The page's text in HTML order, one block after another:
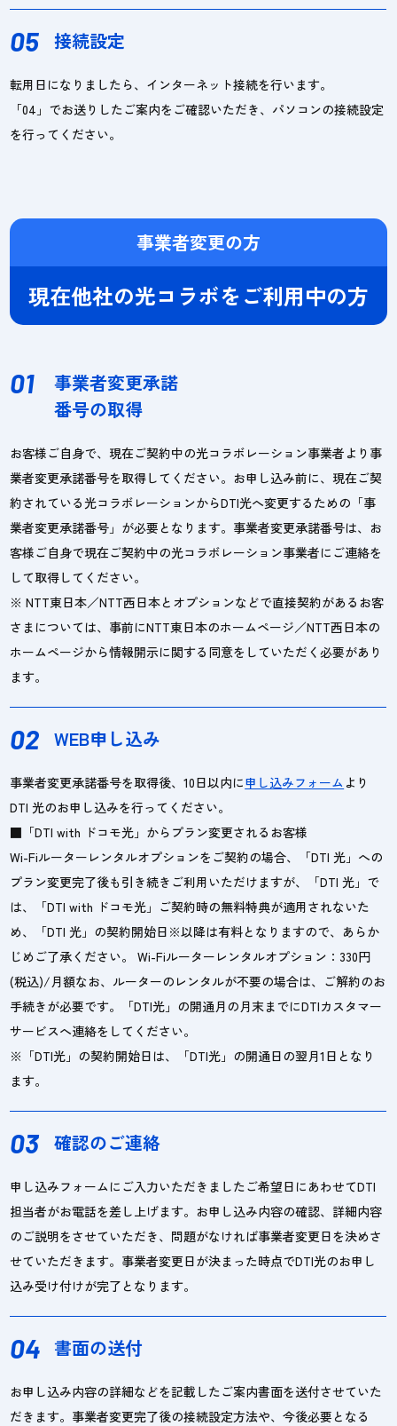
05 接続設定
転用日になりましたら、インターネット接続を行います。
「04」でお送りしたご案内をご確認いただき、パソコンの接続設定
を行ってください。
事業者変更の方
現在他社の光コラボをご利用中の方
01
事業者変更承諾
番号の取得
お客様ご自身で、現在ご契約中の光コラボレーション事業者より事
業者変更承諾番号を取得してください。お申し込み前に、現在ご契
約されている光コラボレーションからDTI光へ変更するための「事
業者変更承諾番号」が必要となります。事業者変更承諾番号は、お
客様ご自身で現在ご契約中の光コラボレーション事業者にご連絡を
して取得してください。
※ NTT東日本／NTT西日本とオプションなどで直接契約があるお客
さまについては、事前にNTT東日本のホームページ／NTT西日本の
ホームページから情報開示に関する同意をしていただく必要があり
ます。
02 WEB申し込み
事業者変更承諾番号を取得後、10日以内に申し込みフォーム より
DTI 光のお申し込みを行ってください。
■「DTI with ドコモ光」からプラン変更されるお客様
Wi-Fiルーターレンタルオプションをご契約の場合、「DTI 光」への
プラン変更完了後も引き続きご利用いただけますが、「DTI 光」で
は、「DTI with ドコモ光」ご契約時の無料特典が適用されないた
め、「DTI 光」の契約開始日※以降は有料となりますので、あらか
じめご了承ください。 Wi-Fiルーターレンタルオプション：330円
(税込)/月額なお、ルーターのレンタルが不要の場合は、ご解約のお
手続きが必要です。「DTI光」の開通月の月末までにDTIカスタマー
サービスへ連絡をしてください。
※「DTI光」の契約開始日は、「DTI光」の開通日の翌月1日となり
ます。
03 確認のご連絡
申し込みフォームにご入力いただきましたご希望日にあわせてDTI
担当者がお電話を差し上げます。お申し込み内容の確認、詳細内容
のご説明をさせていただき、問題がなければ事業者変更日を決めさ
せていただきます。事業者変更日が決まった時点でDTI光のお申し
込み受け付けが完了となります。
04 書面の送付
お申し込み内容の詳細などを記載したご案内書面を送付させていた
だきます。事業者変更完了後の接続設定方法や、今後必要となる